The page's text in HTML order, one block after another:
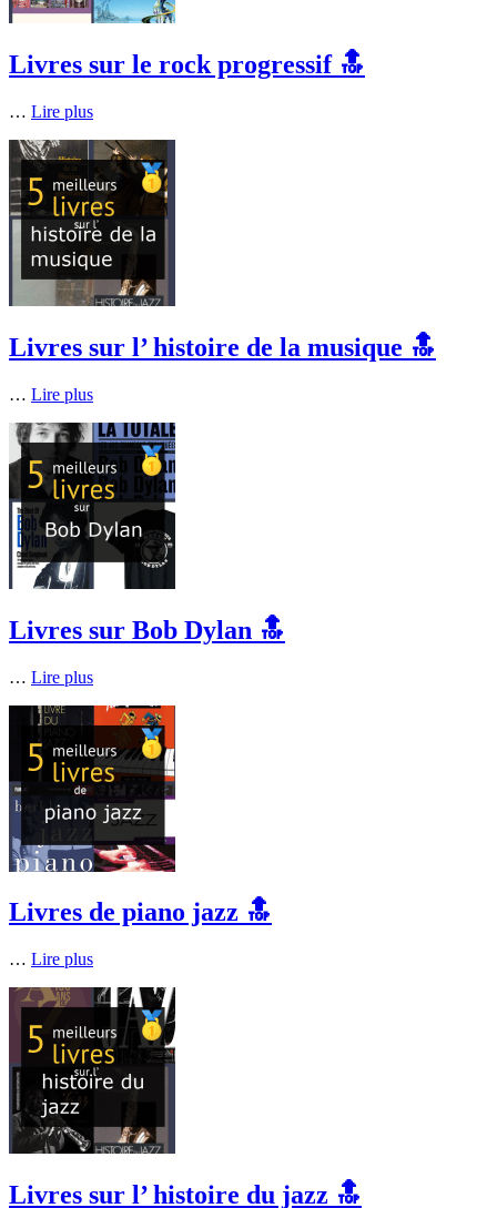
Livres sur le rock progressif 🔝
… Lire plus
Livres sur l’ histoire de la musique 🔝
… Lire plus
Livres sur Bob Dylan 🔝
… Lire plus
Livres de piano jazz 🔝
… Lire plus
Livres sur l’ histoire du jazz 🔝